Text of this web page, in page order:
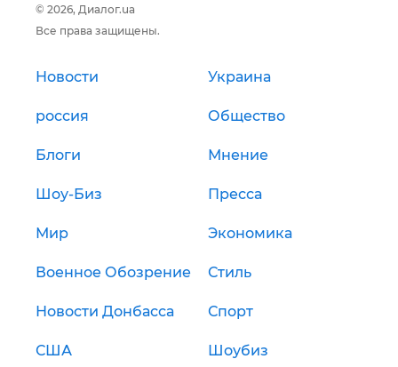
© 2026, Диалог.ua
Все права защищены.
Новости Украина
россия Общество
Блоги Мнение
Шоу-Биз Пресса
Мир Экономика
Военное Обозрение Стиль
Новости Донбасса Спорт
США Шоубиз